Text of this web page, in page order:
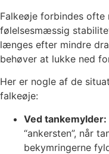
Falkeøje forbindes
følelsesmæssig
længes efter mindre
behøver at lukke ned
Her er nogle af de
falkeøje:
Ved tankemylder:
“ankersten”, når
bekymringerne